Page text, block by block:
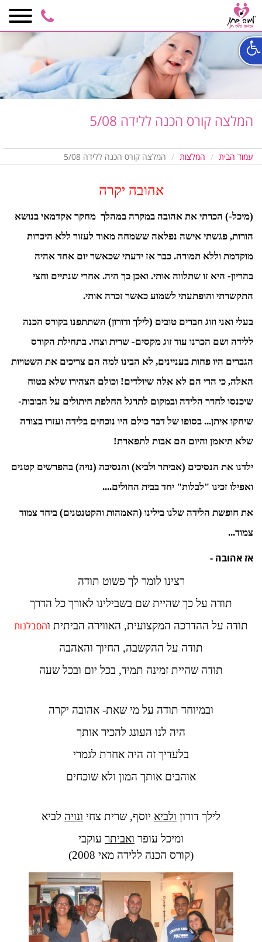
3021
050-
6848590
המלצה קורס הכנה ללידה 5/08
עמוד הבית המלצות המלצה קורס הכנה ללידה 5/08
אהובה יקרה
(מיכל-) הכרתי את אהובה במקרה במהלך מחקר אקדמאי בנושא
הורות, פגשתי אישה נפלאה ששמחה מאוד לעזור ללא היכרות
מוקדמת וללא תמורה. כבר אז ידעתי שכאשר יום אחד אהיה
בהריון- היא זו שתלווה אותי. ואכן כך היה. אחרי שנתיים וחצי
התקשרתי והופתעתי לשמוע כאשר זכרה אותי.
בעלי ואני וזוג חברים טובים (לילך ודורון) השתתפנו בקורס הכנה
ללידה ושם הכרנו עוד זוג מקסים- שרית וצחי. בתחילת הקורס
הגברים היו פחות בעניינים, לא הבינו למה הם צריכים את השטויות
האלה, כי הרי הם לא אלה שיולדים! וכולם הצהירו שלא בטוח
שיכנסו לחדר הלידה ובמקום לתרגל החלפת חיתולים על הבובות-
שיחקו איתן... בסופו של דבר כולם היו נוכחים בלידה ועזרו בצורה
שלא תיאמן והיום הם אבות לתפארת!
ילדנו את הנסיכים (אביתר ולביא) והנסיכה (נויה) בהפרשים קטנים
ואפילו זכינו "לבלות" יחד בבית החולים....
את חופשת הלידה שלנו בילינו (האמהות והקטנטנים) ביחד צמוד
צמוד...
אז אהובה -
רצינו לומר לך פשוט תודה
תודה על כך שהיית שם בשבילינו לאורך כל הדרך
תודה על ההדרכה המקצועית, האווירה הביתית והסבלנות
תודה על ההקשבה, החיוך והאהבה
תודה שהיית זמינה תמיד, בכל יום ובכל שעה
ובמיוחד תודה על מי שאת- אהובה יקרה
היה לנו העונג להכיר אותך
בלעדיך זה היה אחרת לגמרי
אוהבים אותך המון ולא שוכחים
לילך דורון ולביא יוסף, שרית צחי ונויה לביא
ומיכל עופר ואביתר עוקבי
(קורס הכנה ללידה מאי 2008)